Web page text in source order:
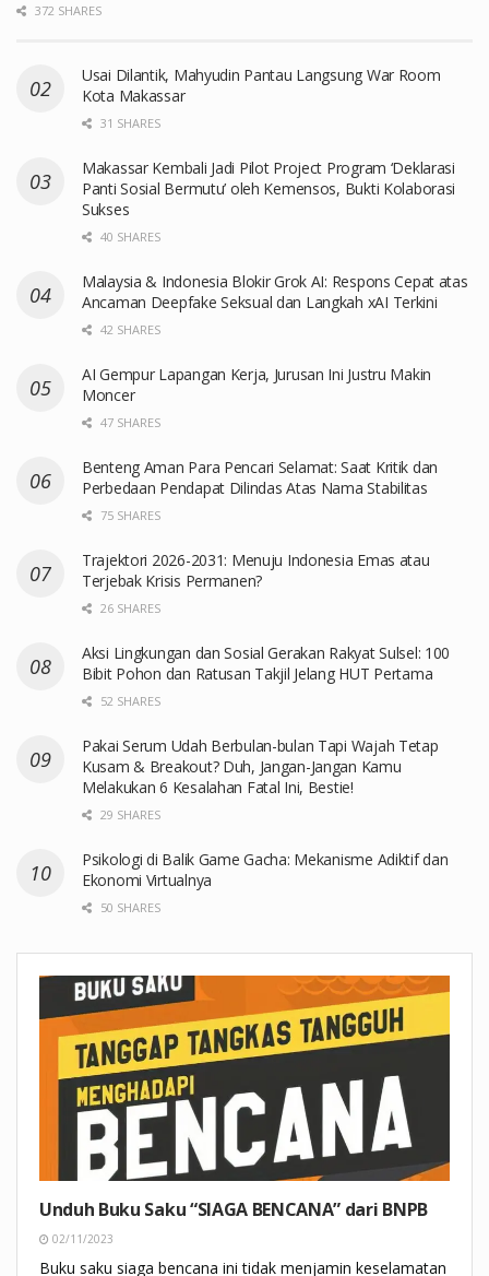
372 SHARES
Usai Dilantik, Mahyudin Pantau Langsung War Room
Kota Makassar
31 SHARES
Makassar Kembali Jadi Pilot Project Program ‘Deklarasi
Panti Sosial Bermutu’ oleh Kemensos, Bukti Kolaborasi
Sukses
40 SHARES
Malaysia & Indonesia Blokir Grok AI: Respons Cepat atas
Ancaman Deepfake Seksual dan Langkah xAI Terkini
42 SHARES
AI Gempur Lapangan Kerja, Jurusan Ini Justru Makin
Moncer
47 SHARES
Benteng Aman Para Pencari Selamat: Saat Kritik dan
Perbedaan Pendapat Dilindas Atas Nama Stabilitas
75 SHARES
Trajektori 2026-2031: Menuju Indonesia Emas atau
Terjebak Krisis Permanen?
26 SHARES
Aksi Lingkungan dan Sosial Gerakan Rakyat Sulsel: 100
Bibit Pohon dan Ratusan Takjil Jelang HUT Pertama
52 SHARES
Pakai Serum Udah Berbulan-bulan Tapi Wajah Tetap
Kusam & Breakout? Duh, Jangan-Jangan Kamu
Melakukan 6 Kesalahan Fatal Ini, Bestie!
29 SHARES
Psikologi di Balik Game Gacha: Mekanisme Adiktif dan
Ekonomi Virtualnya
50 SHARES
Unduh Buku Saku “SIAGA BENCANA” dari BNPB
02/11/2023
Buku saku siaga bencana ini tidak menjamin keselamatan